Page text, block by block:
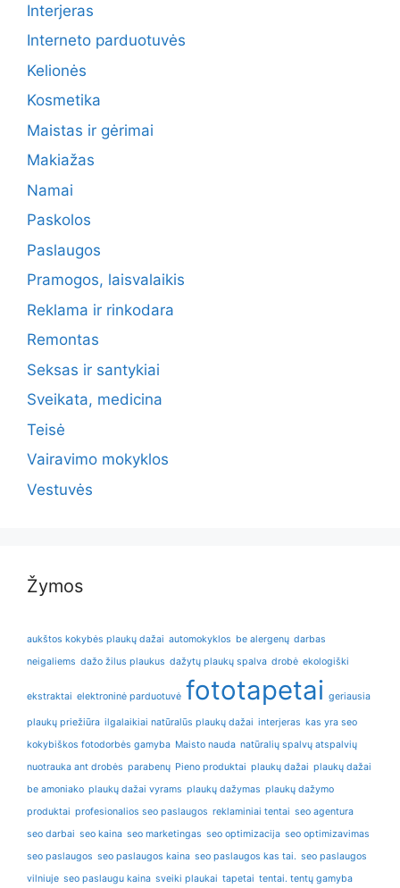
Interjeras
Interneto parduotuvės
Kelionės
Kosmetika
Maistas ir gėrimai
Makiažas
Namai
Paskolos
Paslaugos
Pramogos, laisvalaikis
Reklama ir rinkodara
Remontas
Seksas ir santykiai
Sveikata, medicina
Teisė
Vairavimo mokyklos
Vestuvės
Žymos
aukštos kokybės plaukų dažai automokyklos be alergenų darbas
neigaliems dažo žilus plaukus dažytų plaukų spalva drobė ekologiški
ekstraktai elektroninė parduotuvė fototapetai geriausia
plaukų priežiūra ilgalaikiai natūralūs plaukų dažai interjeras kas yra seo
kokybiškos fotodorbės gamyba Maisto nauda natūralių spalvų atspalvių
nuotrauka ant drobės parabenų Pieno produktai plaukų dažai plaukų dažai
be amoniako plaukų dažai vyrams plaukų dažymas plaukų dažymo
produktai profesionalios seo paslaugos reklaminiai tentai seo agentura
seo darbai seo kaina seo marketingas seo optimizacija seo optimizavimas
seo paslaugos seo paslaugos kaina seo paslaugos kas tai. seo paslaugos
vilniuje seo paslaugu kaina sveiki plaukai tapetai tentai. tentų gamyba